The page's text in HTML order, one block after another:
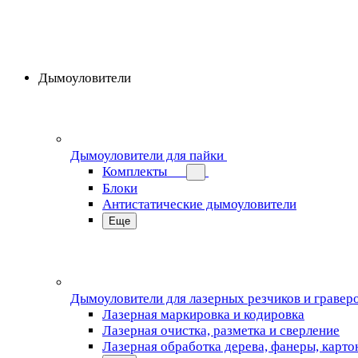
Дымоуловители
Дымоуловители для пайки
Комплекты
Блоки
Антистатические дымоуловители
Еще
Дымоуловители для лазерных резчиков и
Лазерная маркировка и кодировка
Лазерная очистка, разметка и сверление
Лазерная обработка дерева, фанеры,